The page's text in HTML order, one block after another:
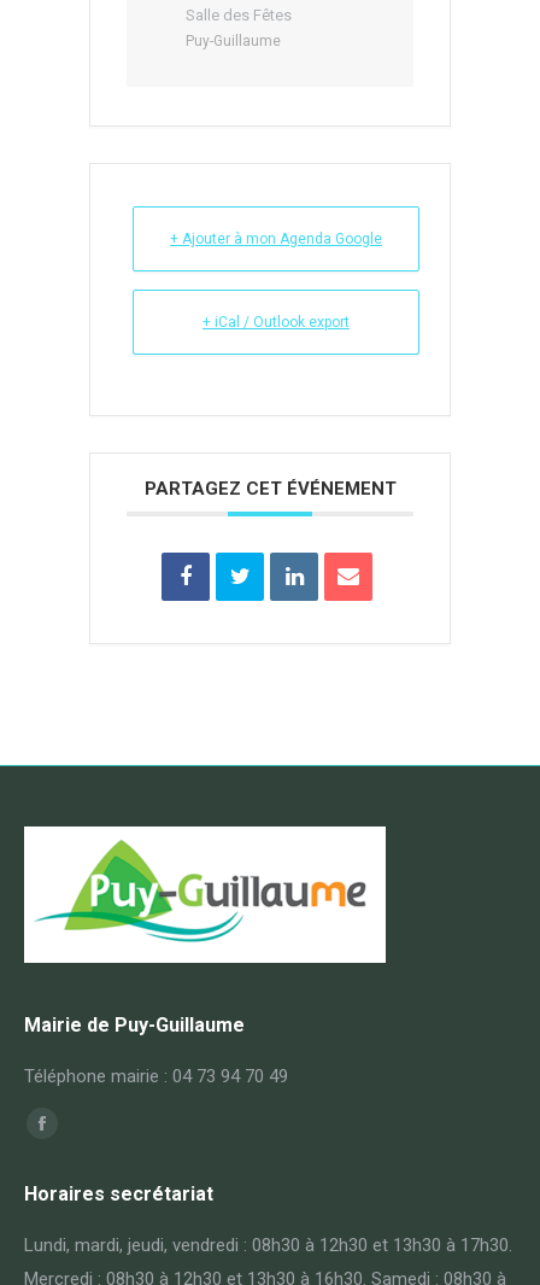
Salle des Fêtes
Puy-Guillaume
+ Ajouter à mon Agenda Google
+ iCal / Outlook export
PARTAGEZ CET ÉVÉNEMENT
Mairie de Puy-Guillaume
Téléphone mairie : 04 73 94 70 49
Trouvez nous sur :
Facebook
opens
Horaires secrétariat
Lundi, mardi, jeudi, vendredi : 08h30 à 12h30 et 13h30 à 17h30.
Mercredi : 08h30 à 12h30 et 13h30 à 16h30. Samedi : 08h30 à